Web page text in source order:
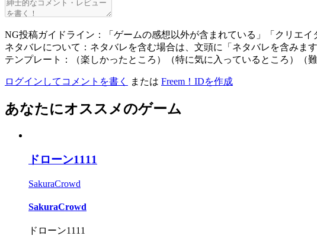
NG投稿ガイドライン：「ゲームの感想以外が含まれている」「クリエイ
ネタバレについて：ネタバレを含む場合は、文頭に「ネタバレを含みま
テンプレート：（楽しかったところ）（特に気に入っているところ）（
ログインしてコメントを書く または Freem！IDを作成
あなたにオススメのゲーム
ドローン1111
SakuraCrowd
SakuraCrowd
ドローン1111